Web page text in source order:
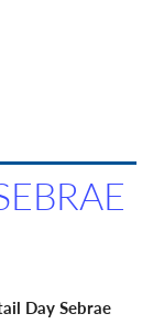
Day Sebrae